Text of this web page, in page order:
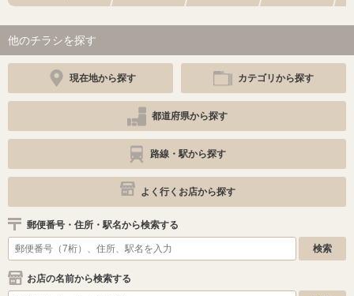
他のチラシを探す
現在地から探す カテゴリから探す
都道府県から探す
路線・駅から探す
よく行くお店から探す
郵便番号・住所・駅名から検索する
お店の名前から検索する